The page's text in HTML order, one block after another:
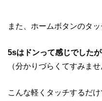
また、ホームボタンのタッ
5sはドンって感じでした
（分かりづらくてすみませ
こんな軽くタッチするだ